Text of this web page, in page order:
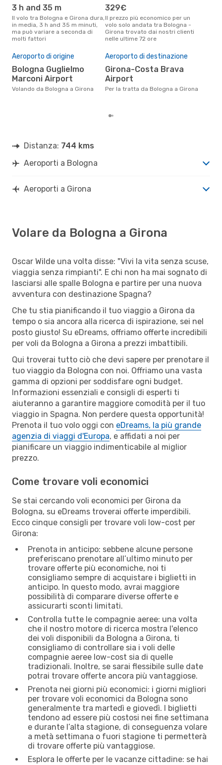
3 h and 35 m
Il volo tra Bologna e Girona dura,
in media, 3 h and 35 m minuti,
ma può variare a seconda di
molti fattori
329€
Il prezzo più economico per un
volo solo andata tra Bologna -
Girona trovato dai nostri clienti
nelle ultime 72 ore
Aeroporto di origine
Bologna Guglielmo
Marconi Airport
Volando da Bologna a Girona
Aeroporto di destinazione
Girona-Costa Brava
Airport
Per la tratta da Bologna a Girona
Distanza: 744 kms
Aeroporti a Bologna
Aeroporti a Girona
Volare da Bologna a Girona
Oscar Wilde una volta disse: "Vivi la vita senza scuse,
viaggia senza rimpianti". E chi non ha mai sognato di
lasciarsi alle spalle Bologna e partire per una nuova
avventura con destinazione Spagna?
Che tu stia pianificando il tuo viaggio a Girona da
tempo o sia ancora alla ricerca di ispirazione, sei nel
posto giusto! Su eDreams, offriamo offerte incredibili
per voli da Bologna a Girona a prezzi imbattibili.
Qui troverai tutto ciò che devi sapere per prenotare il
tuo viaggio da Bologna con noi. Offriamo una vasta
gamma di opzioni per soddisfare ogni budget.
Informazioni essenziali e consigli di esperti ti
aiuteranno a garantire maggiore comodità per il tuo
viaggio in Spagna. Non perdere questa opportunità!
Prenota il tuo volo oggi con eDreams, la più grande
agenzia di viaggi d'Europa, e affidati a noi per
pianificare un viaggio indimenticabile al miglior
prezzo.
Come trovare voli economici
Se stai cercando voli economici per Girona da
Bologna, su eDreams troverai offerte imperdibili.
Ecco cinque consigli per trovare voli low-cost per
Girona:
Prenota in anticipo: sebbene alcune persone
preferiscano prenotare all’ultimo minuto per
trovare offerte più economiche, noi ti
consigliamo sempre di acquistare i biglietti in
anticipo. In questo modo, avrai maggiore
possibilità di comparare diverse offerte e
assicurarti sconti limitati.
Controlla tutte le compagnie aeree: una volta
che il nostro motore di ricerca mostra l'elenco
dei voli disponibili da Bologna a Girona, ti
consigliamo di controllare sia i voli delle
compagnie aeree low-cost sia di quelle
tradizionali. Inoltre, se sarai flessibile sulle date
potrai trovare offerte ancora più vantaggiose.
Prenota nei giorni più economici: i giorni migliori
per trovare voli economici da Bologna sono
generalmente tra martedì e giovedì. I biglietti
tendono ad essere più costosi nei fine settimana
e durante l’alta stagione, di conseguenza volare
a metà settimana o fuori stagione ti permetterà
di trovare offerte più vantaggiose.
Esplora le offerte per le vacanze cittadine: se hai